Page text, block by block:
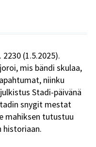
(1.5.2025).
mis bändi skulaa,
niinku
Stadi-päivänä
snygit mestat
mahiksen tutustuu
historiaan.